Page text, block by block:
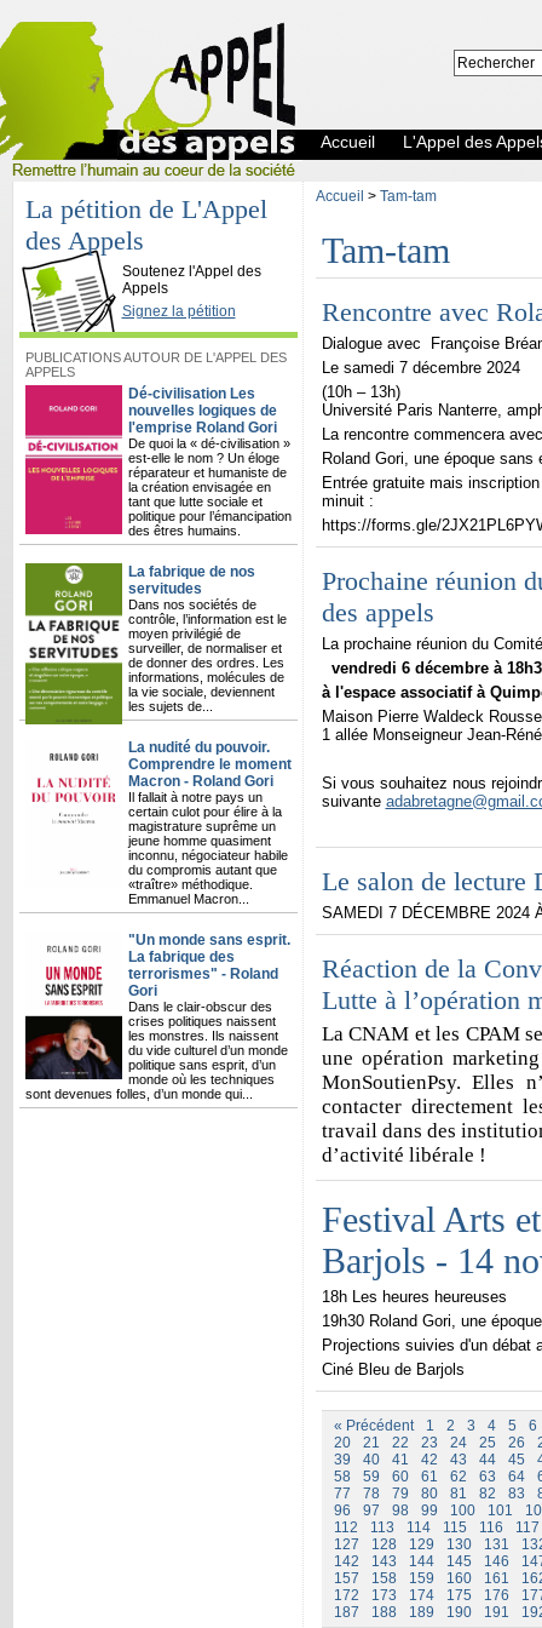
L'Appel des Appels
Accueil L'Appel des
La pétition de L'Appel
des Appels
Soutenez l'Appel des
Appels
Signez la pétition
PUBLICATIONS AUTOUR DE L'APPEL DES
APPELS
Dé-civilisation Les
nouvelles logiques de
l'emprise Roland Gori
De quoi la « dé-civilisation »
est-elle le nom ? Un éloge
réparateur et humaniste de
la création envisagée en
tant que lutte sociale et
politique pour l’émancipation
des êtres humains.
La fabrique de nos
servitudes
Dans nos sociétés de
contrôle, l’information est le
moyen privilégié de
surveiller, de normaliser et
de donner des ordres. Les
informations, molécules de
la vie sociale, deviennent
les sujets de...
La nudité du pouvoir.
Comprendre le moment
Macron - Roland Gori
Il fallait à notre pays un
certain culot pour élire à la
magistrature suprême un
jeune homme quasiment
inconnu, négociateur habile
du compromis autant que
«traître» méthodique.
Emmanuel Macron...
"Un monde sans esprit.
La fabrique des
terrorismes" - Roland
Gori
Dans le clair-obscur des
crises politiques naissent
les monstres. Ils naissent
du vide culturel d’un monde
politique sans esprit, d’un
monde où les techniques
sont devenues folles, d’un monde qui...
Accueil > Tam-tam
Tam-tam
Rencontre avec
Dialogue avec
Françoise
Le samedi 7 décembre 2024
(10h – 13h)
Université Paris Nanterre,
La rencontre commencera
Roland Gori, une époque sans
Entrée gratuite mais
minuit :
https://forms.gle/
Prochaine réunion
des appels
La prochaine réunion du
vendredi 6 décembre à
à l'espace associatif à
Maison Pierre Waldeck
1 allée Monseigneur Jean-
Si vous souhaitez nous
suivante
Le salon de lecture
SAMEDI 7 DÉCEMBRE 2024
Réaction de la
Lutte à l’opération
La CNAM et les CPAM
une opération
MonSoutienPsy. Elles
contacter directement
travail dans des
d’activité libérale !
Festival Arts
Barjols - 14
18h Les heures heureuses
19h30 Roland Gori, une
Projections suivies d'un débat
Ciné Bleu de Barjols
« Précédent 1 2 3 4 5
6
20
21 22 23 24 25 26
39
40 41 42 43 44 45
58
59 60 61 62 63 64
77
78 79 80 81 82 83
96
97 98 99 100 101
112
113 114 115 116
117
127
128 129 130 131
142
143 144 145 146
157
158 159 160 161
172
173 174 175 176
187
188 189 190 191